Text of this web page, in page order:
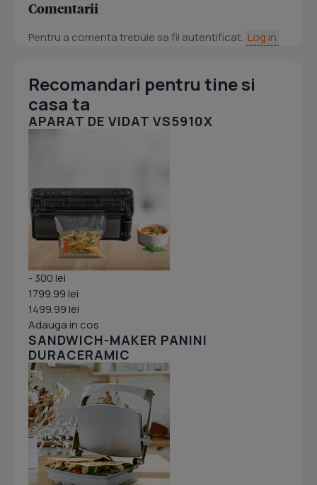
Comentarii
Pentru a comenta trebuie sa fii autentificat. Log in
Recomandari pentru tine si
casa ta
APARAT DE VIDAT VS5910X
- 300 lei
1799.99 lei
1499.99 lei
Adauga in cos
SANDWICH-MAKER PANINI
DURACERAMIC